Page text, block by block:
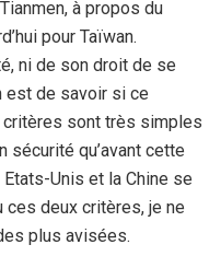
à propos du
pour Taïwan.
ni de son droit de se
est de savoir si ce
sont très simples
sécurité qu’avant cette
Unis et la Chine se
ces deux critères, je ne
plus avisées.